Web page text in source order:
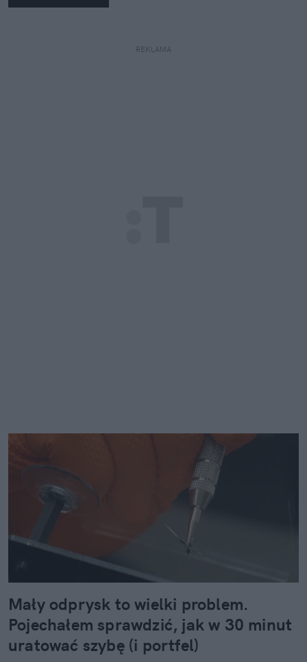
REKLAMA
Mały odprysk to wielki problem.
Pojechałem sprawdzić, jak w 30 minut
uratować szybę (i portfel)